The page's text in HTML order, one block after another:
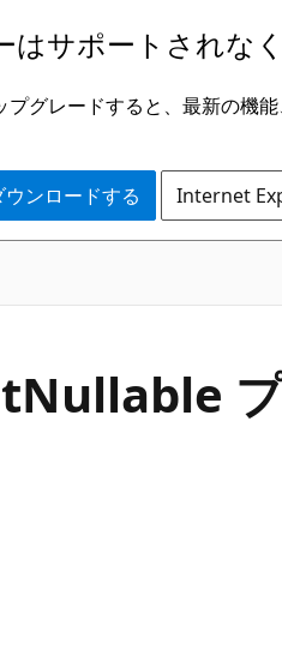
はサポートされな
グレードすると、最新の機
ンロードする Internet
Nullable